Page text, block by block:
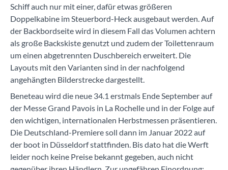
Schiff auch nur mit einer, dafür etwas größeren
Doppelkabine im Steuerbord-Heck ausgebaut werden. Auf
der Backbordseite wird in diesem Fall das Volumen achtern
als große Backskiste genutzt und zudem der Toilettenraum
um einen abgetrennten Duschbereich erweitert. Die
Layouts mit den Varianten sind in der nachfolgend
angehängten Bilderstrecke dargestellt.
Beneteau wird die neue 34.1 erstmals Ende September auf
der Messe Grand Pavois in La Rochelle und in der Folge auf
den wichtigen, internationalen Herbstmessen präsentieren.
Die Deutschland-Premiere soll dann im Januar 2022 auf
der boot in Düsseldorf stattfinden. Bis dato hat die Werft
leider noch keine Preise bekannt gegeben, auch nicht